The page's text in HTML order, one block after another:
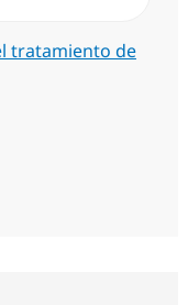
tratamiento de